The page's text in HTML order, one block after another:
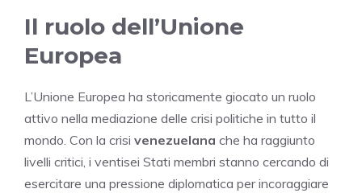
Il ruolo dell’Unione
Europea
L’Unione Europea ha storicamente giocato un ruolo
attivo nella mediazione delle crisi politiche in tutto il
mondo. Con la crisi venezuelana che ha raggiunto
livelli critici, i ventisei Stati membri stanno cercando di
esercitare una pressione diplomatica per incoraggiare